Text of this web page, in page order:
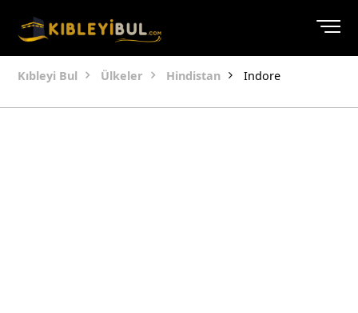
Kıbleyi Bul Ülkeler Hindistan Indore